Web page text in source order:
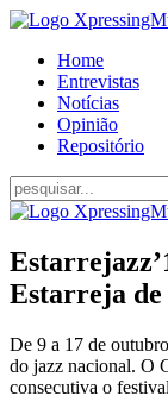
Home
Entrevistas
Notícias
Opinião
Repositório
Estarreja de
De 9 a 17 de
do jazz nacional. O
consecutiva o